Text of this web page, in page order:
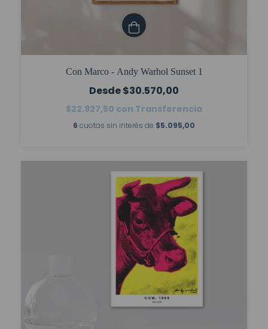
Con Marco - Andy Warhol Sunset 1
$30.570,00
$22.927,50 con Transferencia
6 cuotas sin interés de $5.095,00